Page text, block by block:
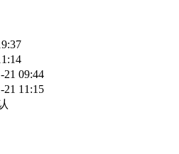
21 09:44
21 11:15